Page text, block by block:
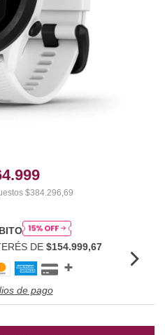
$384.296,69
DE $154.999,67
de pago